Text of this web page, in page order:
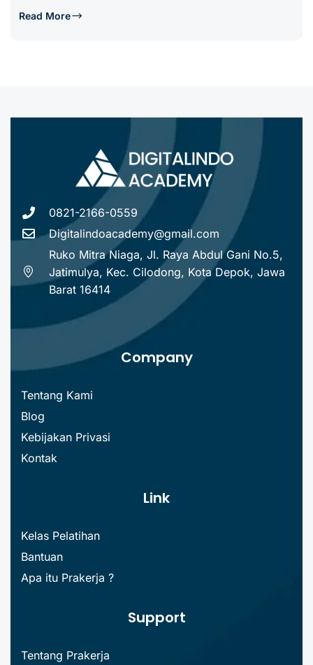
Read More
0821-2166-0559
Digitalindoacademy@gmail.com
Ruko Mitra Niaga, Jl. Raya Abdul Gani No.5,
Jatimulya, Kec. Cilodong, Kota Depok, Jawa
Barat 16414
Company
Tentang Kami
Blog
Kebijakan Privasi
Kontak
Link
Kelas Pelatihan
Bantuan
Apa itu Prakerja ?
Support
Tentang Prakerja